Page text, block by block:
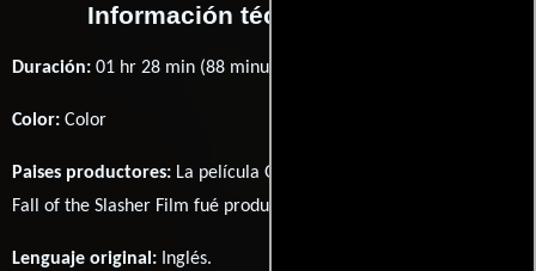
Información técnica y general
Duración: 01 hr 28 min (88 minutos) .
Color: Color
Paises productores: La película Going to Pieces: The Rise and
Fall of the Slasher Film fué producida en
Lenguaje original: Inglés.